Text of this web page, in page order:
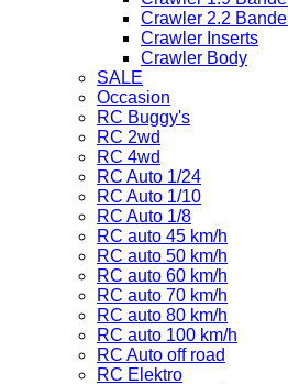
Crawler 2.2
Crawler Inserts
Crawler Body
SALE
Occasion
RC Buggy's
RC 2wd
RC 4wd
RC Auto 1/24
RC Auto 1/10
RC Auto 1/8
RC auto 45 km/h
RC auto 50 km/h
RC auto 60 km/h
RC auto 70 km/h
RC auto 80 km/h
RC auto 100 km/h
RC Auto off road
RC Elektro